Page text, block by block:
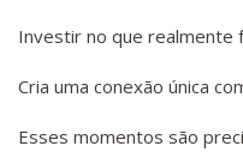
Investir no que realmente
Cria uma conexão única
Esses momentos são